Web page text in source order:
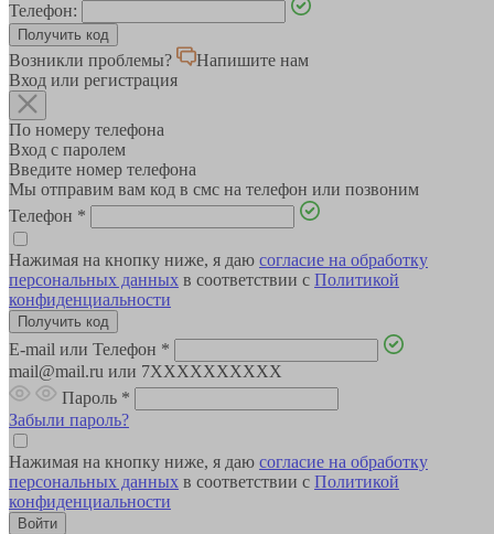
Телефон:
Возникли проблемы?
Напишите нам
Вход или регистрация
По номеру телефона
Вход с паролем
Введите номер телефона
Мы отправим вам код в смс на телефон или позвоним
Телефон *
Нажимая на кнопку ниже, я даю согласие на обработку
персональных данных в соответствии с Политикой
конфиденциальности
E-mail или Телефон *
mail@mail.ru или 7XXXXXXXXXX
Пароль *
Забыли пароль?
Нажимая на кнопку ниже, я даю согласие на обработку
персональных данных в соответствии с Политикой
конфиденциальности